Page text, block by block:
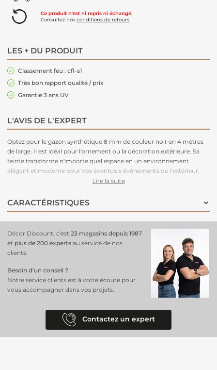
Ce produit n'est ni repris ni échangé.
Consultez nos conditions de retours
LES + DU PRODUIT
Classement feu : cfl-s1
Très bon rapport qualité / prix
Garantie 3 ans UV
L'AVIS DE L'EXPERT
Optez pour le gazon synthétique 8 mm de couleur noir en 4 mètres
de large. Il est idéal pour l'ornement ou la décoration extérieure. Sa
teinte transforme n'importe quel espace en un environnement
élégant et moderne pour vos éventuels évènements ou l'extérieur.
Il existe en 2 et 4 mètres de large. Ignifuge grâce à son classement feu
rouleau de 60 m².
Lire la suite
CARACTÉRISTIQUES
Décor Discount, c'est 23 magasins depuis 1987
et plus de 200 experts au service de nos
clients.
Besoin d’un conseil ?
Notre service clients est à votre écoute pour
vous accompagner dans vos projets.
Contactez un expert